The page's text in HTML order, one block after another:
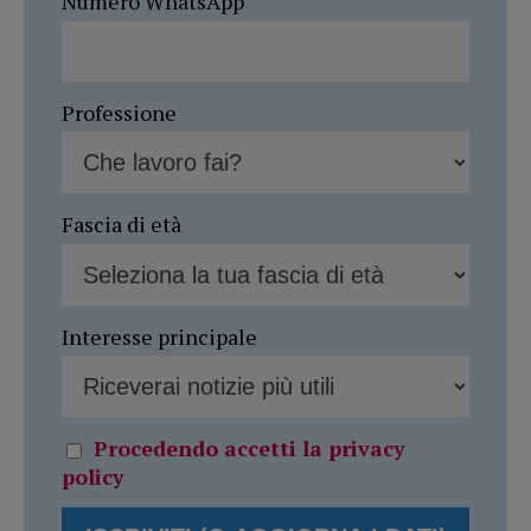
Professione
Fascia di età
Interesse principale
Procedendo accetti la privacy
policy